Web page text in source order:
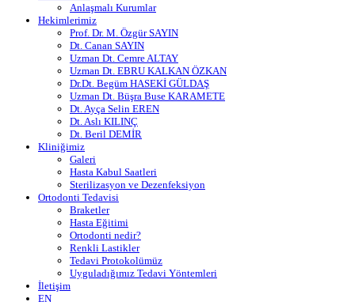
Anlaşmalı Kurumlar
Hekimlerimiz
Prof. Dr. M. Özgür SAYIN
Dt. Canan SAYIN
Uzman Dt. Cemre ALTAY
Uzman Dt. EBRU KALKAN ÖZKAN
Dr.Dt. Begüm HASEKİ GÜLDAŞ
Uzman Dt. Büşra Buse KARAMETE
Dt. Ayça Selin EREN
Dt. Aslı KILINÇ
Dt. Beril DEMİR
Kliniğimiz
Galeri
Hasta Kabul Saatleri
Sterilizasyon ve Dezenfeksiyon
Ortodonti Tedavisi
Braketler
Hasta Eğitimi
Ortodonti nedir?
Renkli Lastikler
Tedavi Protokolümüz
Uyguladığımız Tedavi Yöntemleri
İletişim
EN